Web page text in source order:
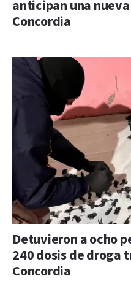
anticipan una
Concordia
Detuvieron a ocho
240 dosis de droga
Concordia